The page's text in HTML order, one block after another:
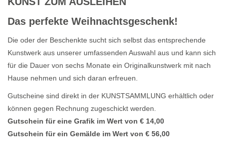
Das perfekte Weihnachtsgeschenk!
Die oder der Beschenkte sucht sich selbst das entsprechende
Kunstwerk aus unserer umfassenden Auswahl aus und kann sich
für die Dauer von sechs Monate ein Originalkunstwerk mit nach
Hause nehmen und sich daran erfreuen.
Gutscheine sind direkt in der KUNSTSAMMLUNG erhältlich oder
können gegen Rechnung zugeschickt werden.
Gutschein für eine Grafik im Wert von € 14,00
Gutschein für ein Gemälde im Wert von € 56,00